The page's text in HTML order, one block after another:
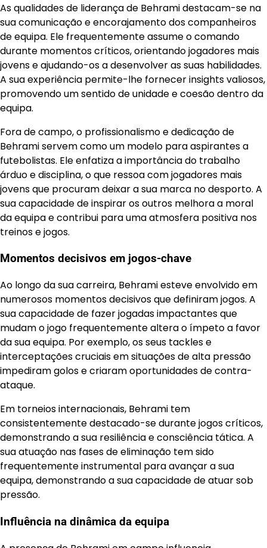
As qualidades de liderança de Behrami destacam-se na
sua comunicação e encorajamento dos companheiros
de equipa. Ele frequentemente assume o comando
durante momentos críticos, orientando jogadores mais
jovens e ajudando-os a desenvolver as suas habilidades.
A sua experiência permite-lhe fornecer insights valiosos,
promovendo um sentido de unidade e coesão dentro da
equipa.
Fora de campo, o profissionalismo e dedicação de
Behrami servem como um modelo para aspirantes a
futebolistas. Ele enfatiza a importância do trabalho
árduo e disciplina, o que ressoa com jogadores mais
jovens que procuram deixar a sua marca no desporto. A
sua capacidade de inspirar os outros melhora a moral
da equipa e contribui para uma atmosfera positiva nos
treinos e jogos.
Momentos decisivos em jogos-chave
Ao longo da sua carreira, Behrami esteve envolvido em
numerosos momentos decisivos que definiram jogos. A
sua capacidade de fazer jogadas impactantes que
mudam o jogo frequentemente altera o ímpeto a favor
da sua equipa. Por exemplo, os seus tackles e
interceptações cruciais em situações de alta pressão
impediram golos e criaram oportunidades de contra-
ataque.
Em torneios internacionais, Behrami tem
consistentemente destacado-se durante jogos críticos,
demonstrando a sua resiliência e consciência tática. A
sua atuação nas fases de eliminação tem sido
frequentemente instrumental para avançar a sua
equipa, demonstrando a sua capacidade de atuar sob
pressão.
Influência na dinâmica da equipa